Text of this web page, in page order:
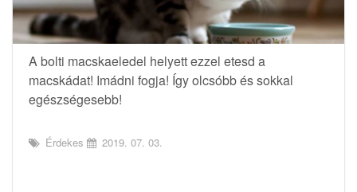
A bolti macskaeledel helyett ezzel etesd a
macskádat! Imádni fogja! Így olcsóbb és sokkal
egészségesebb!
Érdekes 2019. 07. 03.